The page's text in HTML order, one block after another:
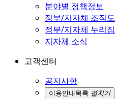
분야별 정책정보
정부/지자체 조직도
정부/지자체 누리집
지자체 소식
고객센터
공지사항
이용안내 목록 펼치기